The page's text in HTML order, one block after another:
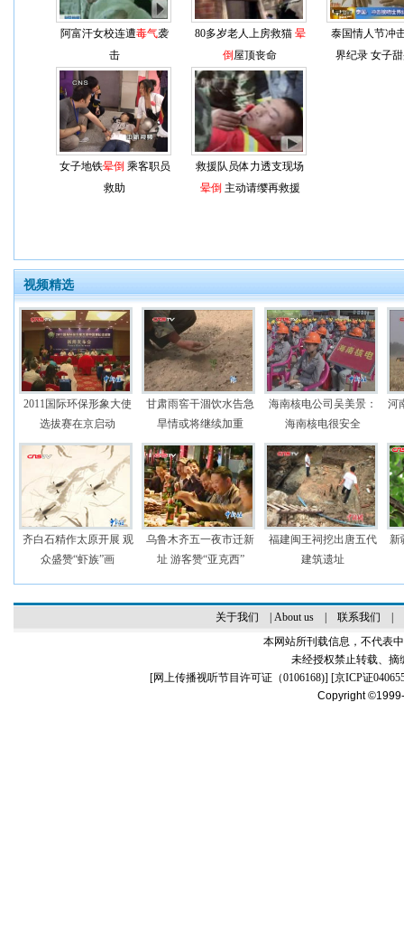
阿富汗女校连遭毒气袭
击
80多岁老人上房救猫 晕
倒 屋顶丧命
泰国情人节冲
界纪录 女子
女子地铁晕倒 乘客职员
救助
救援队员体力透支现场
晕倒 主动请缨再救援
视频精选
2011国际环保形象大使
选拔赛在京启动
甘肃雨窖干涸饮水告急
旱情或将继续加重
海南核电公司吴美景：
海南核电很安全
河
齐白石精作太原开展 观
众盛赞“虾族”画
乌鲁木齐五一夜市迁新
址 游客赞“亚克西”
福建闽王祠挖出唐五代
建筑遗址
新
关于我们 About us| 联系我们
本网站所刊载信息，不代表
未经授权禁止转载、摘
[网上传播视听节目许可证（0106168)] [京ICP证
Copyright